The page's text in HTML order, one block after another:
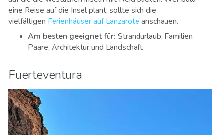
eine Reise auf die Insel plant, sollte sich die
vielfältigen Ferienhäuser auf Lanzarote anschauen.
Am besten geeignet für: Strandurlaub, Familien,
Paare, Architektur und Landschaft
Fuerteventura